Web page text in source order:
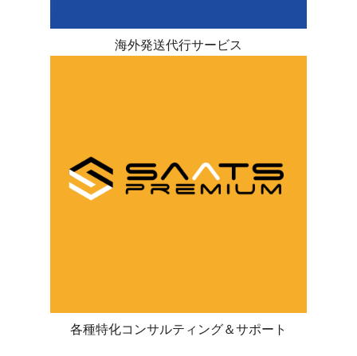
海外発送代行サービス
各種特化コンサルティング＆サポート